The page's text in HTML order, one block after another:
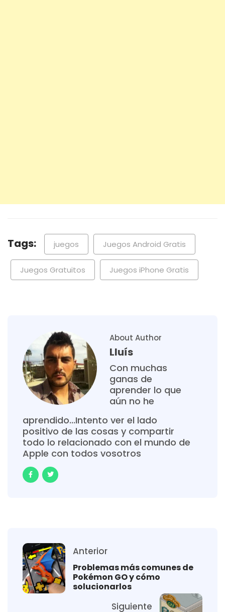
Tags: juegos Juegos Android Gratis
Juegos Gratuitos Juegos iPhone Gratis
About Author
Lluís
Con muchas
ganas de
aprender lo que
aún no he
aprendido...Intento ver el lado
positivo de las cosas y compartir
todo lo relacionado con el mundo de
Apple con todos vosotros
Anterior
Problemas más comunes de
Pokémon GO y cómo
solucionarlos
Siguiente